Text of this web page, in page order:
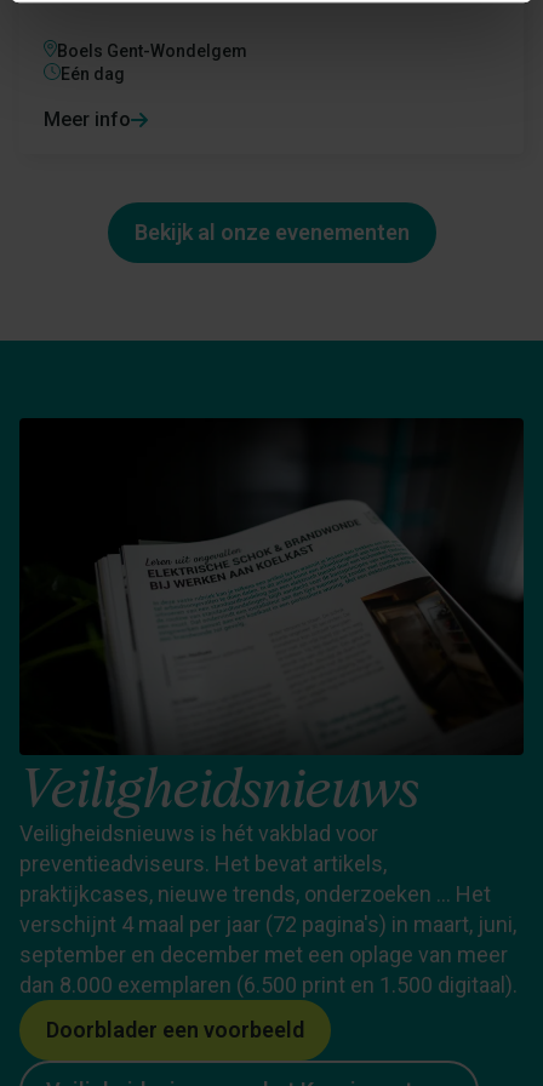
Boels Gent-Wondelgem
Eén dag
Meer info
Bekijk al onze evenementen
Veiligheidsnieuws
Veiligheidsnieuws is hét vakblad voor
preventieadviseurs. Het bevat artikels,
praktijkcases, nieuwe trends, onderzoeken … Het
verschijnt 4 maal per jaar (72 pagina's) in maart, juni,
september en december met een oplage van meer
dan 8.000 exemplaren (6.500 print en 1.500 digitaal).
Doorblader een voorbeeld